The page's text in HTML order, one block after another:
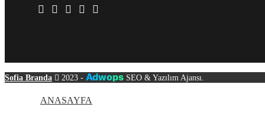
Sofia Branda 2023 - Adwops SEO & Yazılım Ajansı.
ANASAYFA